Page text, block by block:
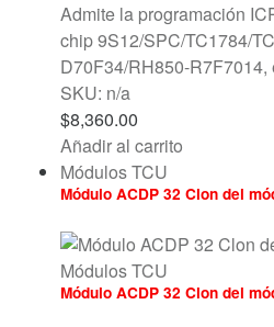
Admite la programación
chip 9S12/SPC/TC1784/
D70F34/RH850-R7F7014,
SKU: n/a
$8,360.00
Añadir al carrito
Módulos TCU
Módulo ACDP 32 Clon del
Módulos TCU
Módulo ACDP 32 Clon del